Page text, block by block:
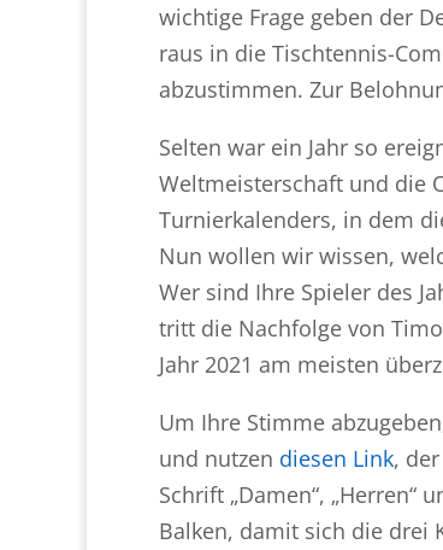
wichtige Frage geben der
raus in die Tischtennis-
abzustimmen. Zur
Selten war ein Jahr so
Weltmeisterschaft und die
Turnierkalenders, in dem
Nun wollen wir wissen,
Wer sind Ihre Spieler des
tritt die Nachfolge von
Jahr 2021 am meisten
Um Ihre Stimme
und nutzen diesen Link,
Schrift „Damen“, „Herren“
Balken, damit sich die drei